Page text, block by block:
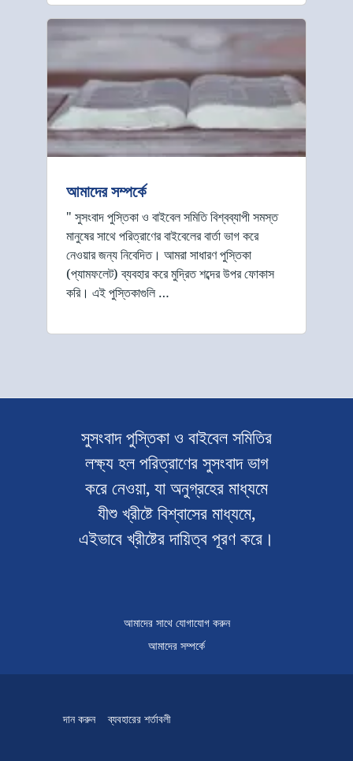
আমাদের সম্পর্কে
" সুসংবাদ পুস্তিকা ও বাইবেল সমিতি বিশ্বব্যাপী সমস্ত
মানুষের সাথে পরিত্রাণের বাইবেলের বার্তা ভাগ করে
নেওয়ার জন্য নিবেদিত। আমরা সাধারণ পুস্তিকা
(প্যামফলেট) ব্যবহার করে মুদ্রিত শব্দের উপর ফোকাস
করি। এই পুস্তিকাগুলি …
সুসংবাদ পুস্তিকা ও বাইবেল সমিতির
লক্ষ্য হল পরিত্রাণের সুসংবাদ ভাগ
করে নেওয়া, যা অনুগ্রহের মাধ্যমে
যীশু খ্রীষ্টে বিশ্বাসের মাধ্যমে,
এইভাবে খ্রীষ্টের দায়িত্ব পূরণ করে।
আমাদের সাথে যোগাযোগ করুন
আমাদের সম্পর্কে
দান করুন ব্যবহারের শর্তাবলী